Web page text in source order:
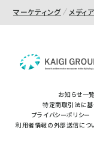
マーケティング メディア
お知らせ一覧
特定商取引法に基
プライバシーポリシー
利用者情報の外部送信につ